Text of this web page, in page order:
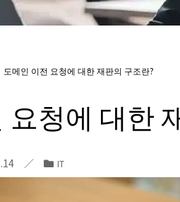
도메인 이전 요청에 대한 재판의 구조란?
요청에 대한
IT